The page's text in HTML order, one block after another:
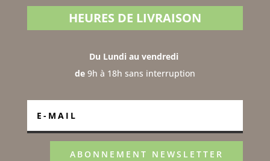
HEURES DE LIVRAISON
Du Lundi au vendredi
de9h à 18h sans interruption
ABONNEMENT NEWSLETTER